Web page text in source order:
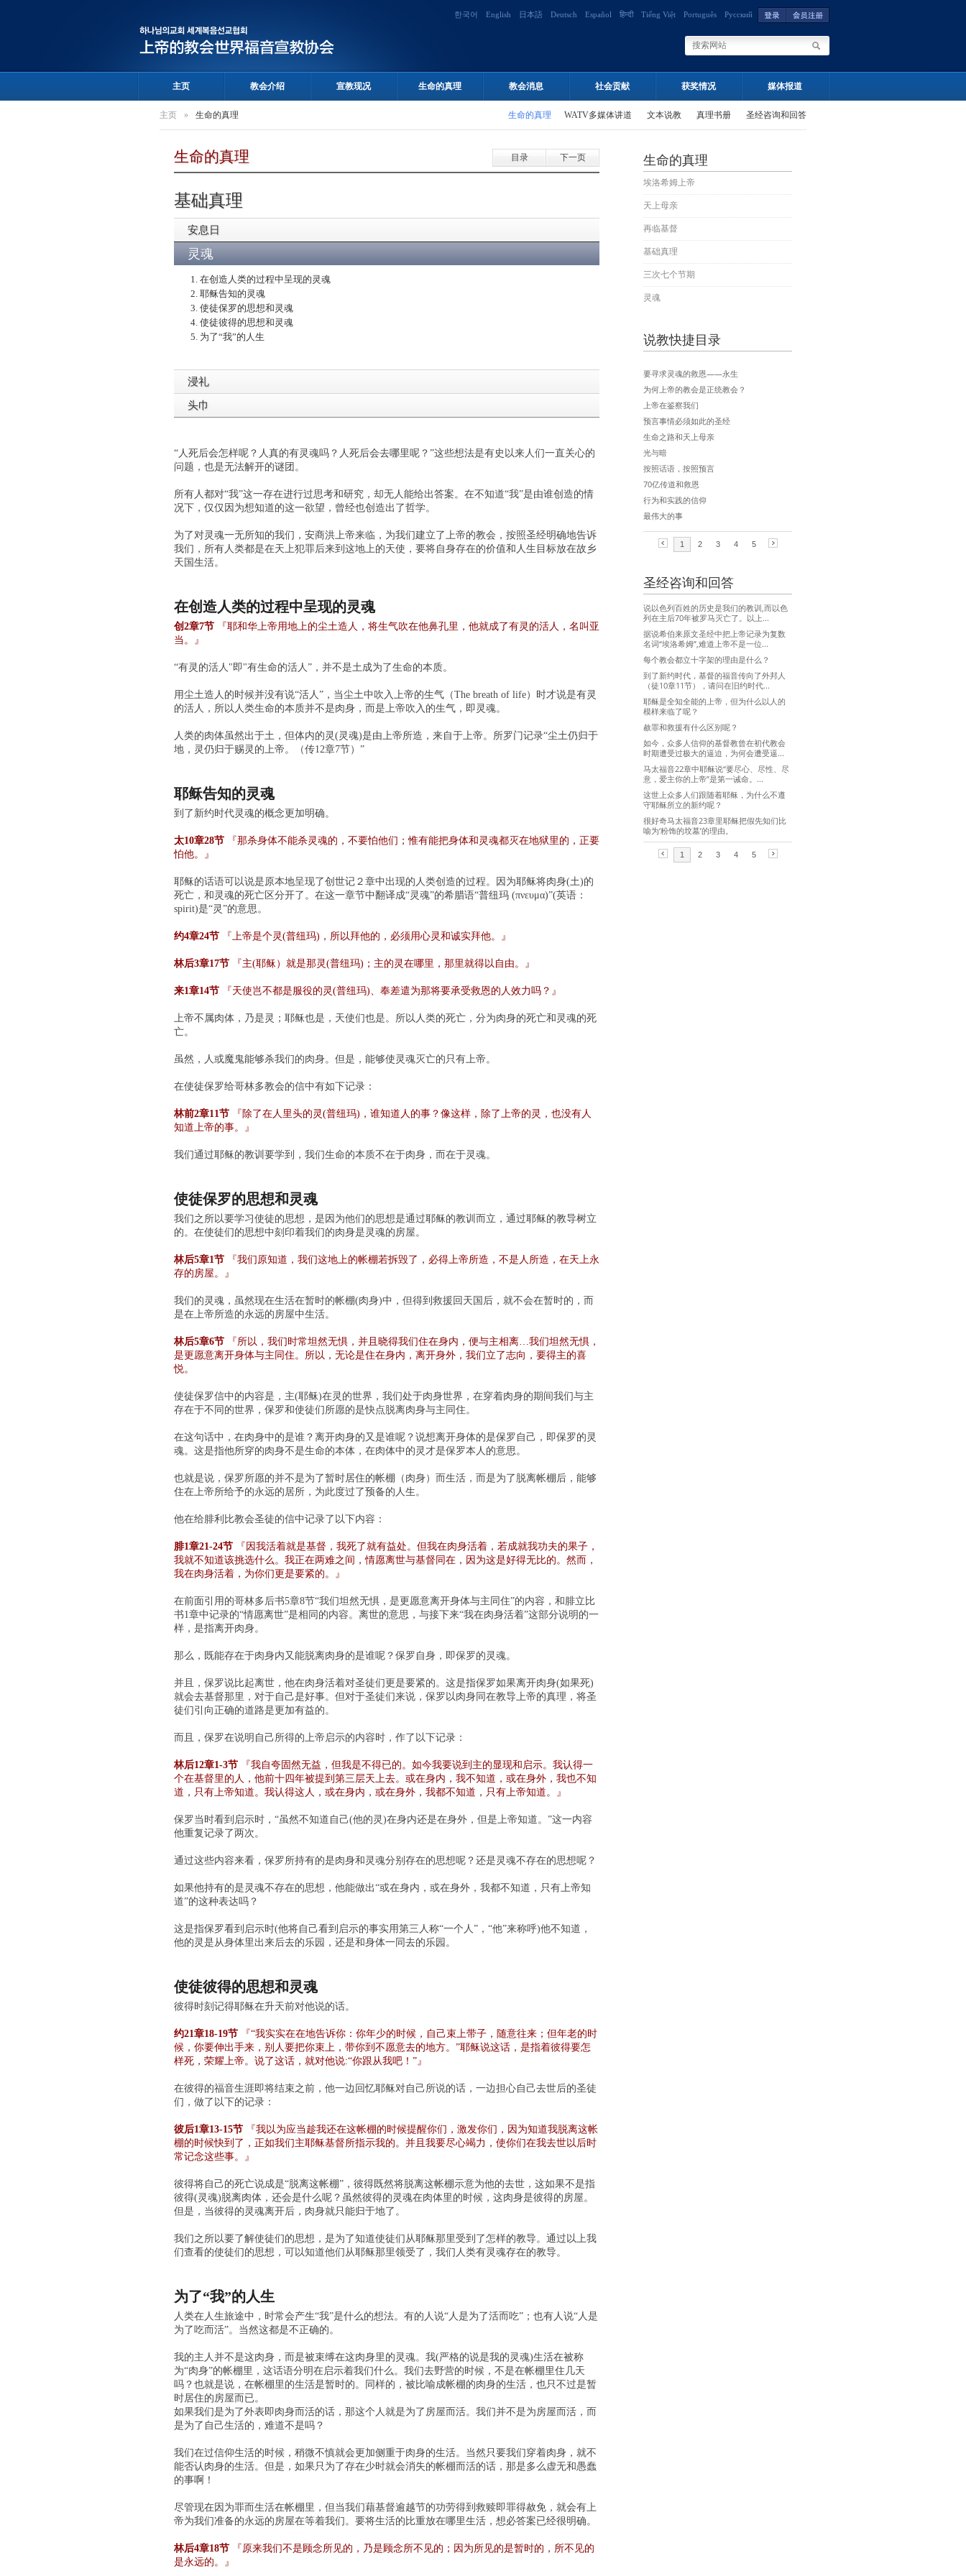
한국어 English 日本語 Deutsch Español हिन्दी Tiếng Việt Português Русский
主页 教会介绍 宣教现况 生命的真理 教会消息 社会贡献 获奖情况 媒体报道
主页 » 生命的真理 生命的真理 WATV多媒体讲道 文本说教 真理书册 圣经咨询和回答
生命的真理 目录 下一页
基础真理
安息日
灵魂
1. 在创造人类的过程中呈现的灵魂
2. 耶稣告知的灵魂
3. 使徒保罗的思想和灵魂
4. 使徒彼得的思想和灵魂
5. 为了“我”的人生
浸礼
头巾
“人死后会怎样呢？人真的有灵魂吗？人死后会去哪里呢？”这些想法是有史以来人们一直关心的
问题，也是无法解开的谜团。
所有人都对“我”这一存在进行过思考和研究，却无人能给出答案。在不知道“我”是由谁创造的情
况下，仅仅因为想知道的这一欲望，曾经也创造出了哲学。
为了对灵魂一无所知的我们，安商洪上帝来临，为我们建立了上帝的教会，按照圣经明确地告诉
我们，所有人类都是在天上犯罪后来到这地上的天使，要将自身存在的价值和人生目标放在故乡
天国生活。
在创造人类的过程中呈现的灵魂
创2章7节 『耶和华上帝用地上的尘土造人，将生气吹在他鼻孔里，他就成了有灵的活人，名叫亚
当。』
“有灵的活人"即"有生命的活人”，并不是土成为了生命的本质。
用尘土造人的时候并没有说“活人”，当尘土中吹入上帝的生气（The breath of life）时才说是有灵
的活人，所以人类生命的本质并不是肉身，而是上帝吹入的生气，即灵魂。
人类的肉体虽然出于土，但体内的灵(灵魂)是由上帝所造，来自于上帝。所罗门记录“尘土仍归于
地，灵仍归于赐灵的上帝。（传12章7节）”
耶稣告知的灵魂
到了新约时代灵魂的概念更加明确。
太10章28节 『那杀身体不能杀灵魂的，不要怕他们；惟有能把身体和灵魂都灭在地狱里的，正要
怕他。』
耶稣的话语可以说是原本地呈现了创世记２章中出现的人类创造的过程。因为耶稣将肉身(土)的
死亡，和灵魂的死亡区分开了。在这一章节中翻译成“灵魂”的希腊语“普纽玛 (πνευμα)”(英语：
spirit)是“灵”的意思。
约4章24节 『上帝是个灵(普纽玛)，所以拜他的，必须用心灵和诚实拜他。』
林后3章17节 『主(耶稣）就是那灵(普纽玛)；主的灵在哪里，那里就得以自由。』
来1章14节 『天使岂不都是服役的灵(普纽玛)、奉差遣为那将要承受救恩的人效力吗？』
上帝不属肉体，乃是灵；耶稣也是，天使们也是。所以人类的死亡，分为肉身的死亡和灵魂的死
亡。
虽然，人或魔鬼能够杀我们的肉身。但是，能够使灵魂灭亡的只有上帝。
在使徒保罗给哥林多教会的信中有如下记录：
林前2章11节 『除了在人里头的灵(普纽玛)，谁知道人的事？像这样，除了上帝的灵，也没有人
知道上帝的事。』
我们通过耶稣的教训要学到，我们生命的本质不在于肉身，而在于灵魂。
使徒保罗的思想和灵魂
我们之所以要学习使徒的思想，是因为他们的思想是通过耶稣的教训而立，通过耶稣的教导树立
的。在使徒们的思想中刻印着我们的肉身是灵魂的房屋。
林后5章1节 『我们原知道，我们这地上的帐棚若拆毁了，必得上帝所造，不是人所造，在天上永
存的房屋。』
我们的灵魂，虽然现在生活在暂时的帐棚(肉身)中，但得到救援回天国后，就不会在暂时的，而
是在上帝所造的永远的房屋中生活。
林后5章6节 『所以，我们时常坦然无惧，并且晓得我们住在身内，便与主相离…我们坦然无惧，
是更愿意离开身体与主同住。所以，无论是住在身内，离开身外，我们立了志向，要得主的喜
悦。
使徒保罗信中的内容是，主(耶稣)在灵的世界，我们处于肉身世界，在穿着肉身的期间我们与主
存在于不同的世界，保罗和使徒们所愿的是快点脱离肉身与主同住。
在这句话中，在肉身中的是谁？离开肉身的又是谁呢？说想离开身体的是保罗自己，即保罗的灵
魂。这是指他所穿的肉身不是生命的本体，在肉体中的灵才是保罗本人的意思。
也就是说，保罗所愿的并不是为了暂时居住的帐棚（肉身）而生活，而是为了脱离帐棚后，能够
住在上帝所给予的永远的居所，为此度过了预备的人生。
他在给腓利比教会圣徒的信中记录了以下内容：
腓1章21-24节 『因我活着就是基督，我死了就有益处。但我在肉身活着，若成就我功夫的果子，
我就不知道该挑选什么。我正在两难之间，情愿离世与基督同在，因为这是好得无比的。然而，
我在肉身活着，为你们更是要紧的。』
在前面引用的哥林多后书5章8节“我们坦然无惧，是更愿意离开身体与主同住”的内容，和腓立比
书1章中记录的“情愿离世”是相同的内容。离世的意思，与接下来“我在肉身活着”这部分说明的一
样，是指离开肉身。
那么，既能存在于肉身内又能脱离肉身的是谁呢？保罗自身，即保罗的灵魂。
并且，保罗说比起离世，他在肉身活着对圣徒们更是要紧的。这是指保罗如果离开肉身(如果死)
就会去基督那里，对于自己是好事。但对于圣徒们来说，保罗以肉身同在教导上帝的真理，将圣
徒们引向正确的道路是更加有益的。
而且，保罗在说明自己所得的上帝启示的内容时，作了以下记录：
林后12章1-3节 『我自夸固然无益，但我是不得已的。如今我要说到主的显现和启示。我认得一
个在基督里的人，他前十四年被提到第三层天上去。或在身内，我不知道，或在身外，我也不知
道，只有上帝知道。我认得这人，或在身内，或在身外，我都不知道，只有上帝知道。』
保罗当时看到启示时，“虽然不知道自己(他的灵)在身内还是在身外，但是上帝知道。”这一内容
他重复记录了两次。
通过这些内容来看，保罗所持有的是肉身和灵魂分别存在的思想呢？还是灵魂不存在的思想呢？
如果他持有的是灵魂不存在的思想，他能做出“或在身内，或在身外，我都不知道，只有上帝知
道”的这种表达吗？
这是指保罗看到启示时(他将自己看到启示的事实用第三人称“一个人”，“他”来称呼)他不知道，
他的灵是从身体里出来后去的乐园，还是和身体一同去的乐园。
使徒彼得的思想和灵魂
彼得时刻记得耶稣在升天前对他说的话。
约21章18-19节 『“我实实在在地告诉你：你年少的时候，自己束上带子，随意往来；但年老的时
候，你要伸出手来，别人要把你束上，带你到不愿意去的地方。”耶稣说这话，是指着彼得要怎
样死，荣耀上帝。说了这话，就对他说:“你跟从我吧！”』
在彼得的福音生涯即将结束之前，他一边回忆耶稣对自己所说的话，一边担心自己去世后的圣徒
们，做了以下的记录：
彼后1章13-15节 『我以为应当趁我还在这帐棚的时候提醒你们，激发你们，因为知道我脱离这帐
棚的时候快到了，正如我们主耶稣基督所指示我的。并且我要尽心竭力，使你们在我去世以后时
常记念这些事。』
彼得将自己的死亡说成是“脱离这帐棚”，彼得既然将脱离这帐棚示意为他的去世，这如果不是指
彼得(灵魂)脱离肉体，还会是什么呢？虽然彼得的灵魂在肉体里的时候，这肉身是彼得的房屋。
但是，当彼得的灵魂离开后，肉身就只能归于地了。
我们之所以要了解使徒们的思想，是为了知道使徒们从耶稣那里受到了怎样的教导。通过以上我
们查看的使徒们的思想，可以知道他们从耶稣那里领受了，我们人类有灵魂存在的教导。
为了“我”的人生
人类在人生旅途中，时常会产生“我”是什么的想法。有的人说“人是为了活而吃”；也有人说“人是
为了吃而活”。当然这都是不正确的。
我的主人并不是这肉身，而是被束缚在这肉身里的灵魂。我(严格的说是我的灵魂)生活在被称
为“肉身”的帐棚里，这话语分明在启示着我们什么。我们去野营的时候，不是在帐棚里住几天
吗？也就是说，在帐棚里的生活是暂时的。同样的，被比喻成帐棚的肉身的生活，也只不过是暂
时居住的房屋而已。
如果我们是为了外表即肉身而活的话，那这个人就是为了房屋而活。我们并不是为房屋而活，而
是为了自己生活的，难道不是吗？
我们在过信仰生活的时候，稍微不慎就会更加侧重于肉身的生活。当然只要我们穿着肉身，就不
能否认肉身的生活。但是，如果只为了存在少时就会消失的帐棚而活的话，那是多么虚无和愚蠢
的事啊！
尽管现在因为罪而生活在帐棚里，但当我们藉基督逾越节的功劳得到救赎即罪得赦免，就会有上
帝为我们准备的永远的房屋在等着我们。要将生活的比重放在哪里生活，想必答案已经很明确。
林后4章18节 『原来我们不是顾念所见的，乃是顾念所不见的；因为所见的是暂时的，所不见的
是永远的。』
生命的真理
埃洛希姆上帝
天上母亲
再临基督
基础真理
三次七个节期
灵魂